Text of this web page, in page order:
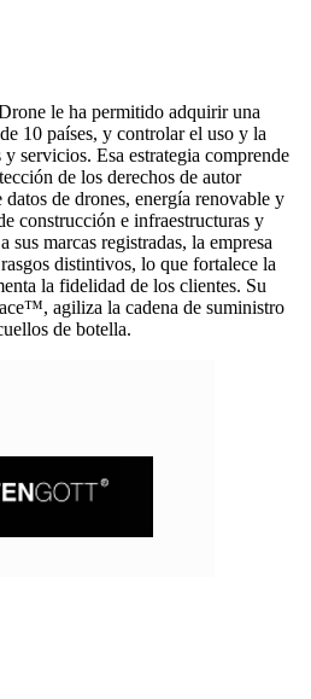
le ha permitido adquirir una
10 países, y controlar el uso y la
servicios. Esa estrategia comprende
de los derechos de autor
datos de drones, energía renovable y
construcción e infraestructuras y
sus marcas registradas, la empresa
distintivos, lo que fortalece la
la fidelidad de los clientes. Su
agiliza la cadena de suministro
de botella.